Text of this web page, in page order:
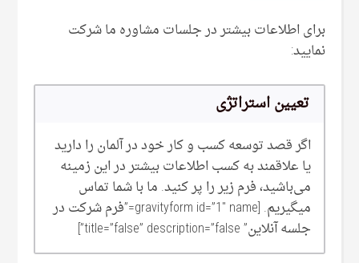
برای اطلاعات بیشتر در جلسات مشاوره ما شرکت
نمایید:
تعیین استراتژی
اگر قصد توسعه کسب و کار خود در آلمان را دارید
یا علاقمند به کسب اطلاعات بیشتر در این زمینه
می‌‌باشید، فرم زیر را پر کنید. ما با شما تماس
میگیریم. [gravityform id=”1″ name=”فرم شرکت در
جلسه آنلاین” title=”false” description=”false”]